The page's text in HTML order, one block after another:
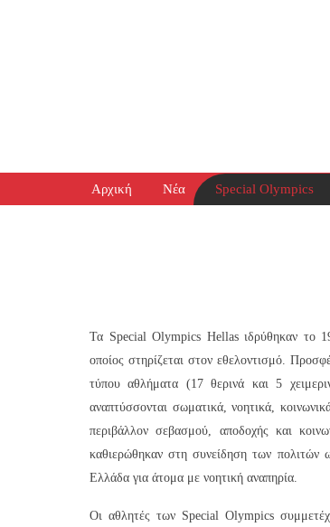
Αρχική Νέα Special Olympics
Τα Special Olympics Hellas ιδρύθηκαν το
οποίος στηρίζεται στον εθελοντισμό.
τύπου αθλήματα (17 θερινά και 5
αναπτύσσονται σωματικά, νοητικά,
περιβάλλον σεβασμού, αποδοχής και
καθιερώθηκαν στη συνείδηση των πολιτών
Ελλάδα για άτομα με νοητική αναπηρία.
Οι αθλητές των Special Olympics